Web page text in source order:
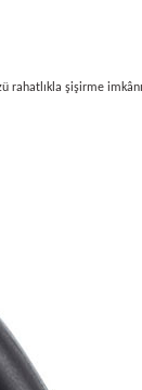
rahatlıkla şişirme